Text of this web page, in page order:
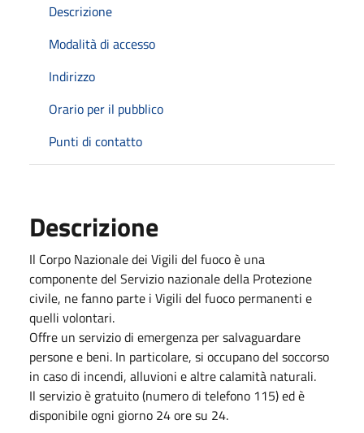
Descrizione
Modalità di accesso
Indirizzo
Orario per il pubblico
Punti di contatto
Descrizione
Il Corpo Nazionale dei Vigili del fuoco è una
componente del Servizio nazionale della Protezione
civile, ne fanno parte i Vigili del fuoco permanenti e
quelli volontari.
Offre un servizio di emergenza per salvaguardare
persone e beni. In particolare, si occupano del soccorso
in caso di incendi, alluvioni e altre calamità naturali.
Il servizio è gratuito (numero di telefono 115) ed è
disponibile ogni giorno 24 ore su 24.